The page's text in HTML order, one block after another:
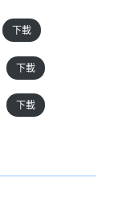
下載
下載
下載